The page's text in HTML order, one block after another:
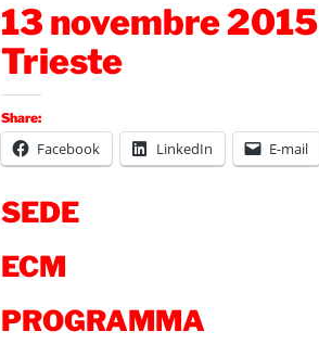
13 novembre 2015
Trieste
Share:
Facebook LinkedIn E-mail
SEDE
ECM
PROGRAMMA